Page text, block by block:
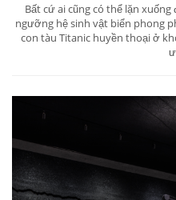
Bất cứ ai cũng có thể lặn
ngưỡng hệ sinh vật biển phong
con tàu Titanic huyền thoại ở